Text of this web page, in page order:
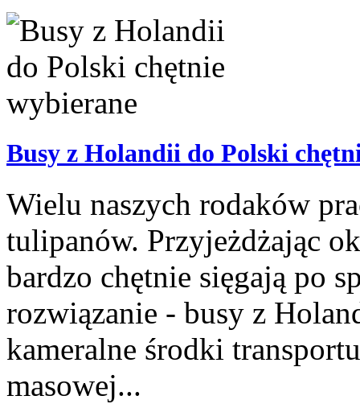
Busy z Holandii do Polski
Wielu naszych rodaków
tulipanów. Przyjeżdżając
bardzo chętnie sięgają po
rozwiązanie - busy z
kameralne środki
masowej...